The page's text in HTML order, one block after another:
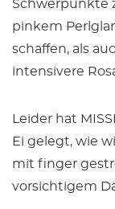
Schwerpunkte
pinkem
schaffen, als
intensivere
Leider hat
Ei gelegt, wie
mit finger
vorsichtigem